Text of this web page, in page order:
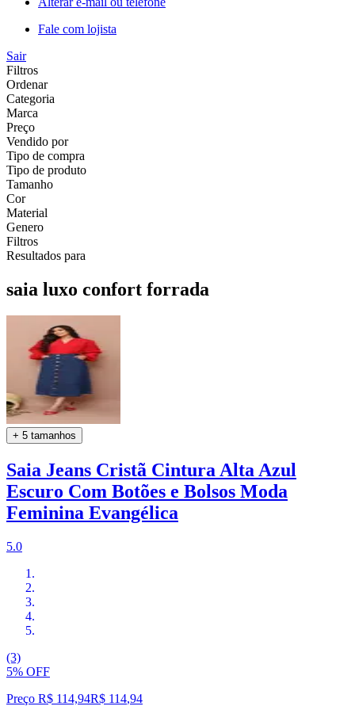
Fale com lojista
Sair
Filtros
Ordenar
Categoria
Marca
Preço
Vendido por
Tipo de compra
Tipo de produto
Tamanho
Cor
Material
Genero
Filtros
Resultados para
saia luxo confort forrada
+ 5 tamanhos
Saia Jeans Cristã Cintura Alta Azul
Escuro Com Botões e Bolsos Moda
Feminina Evangélica
5.0
(3)
5% OFF
Preço R$ 114,94R$ 114,94